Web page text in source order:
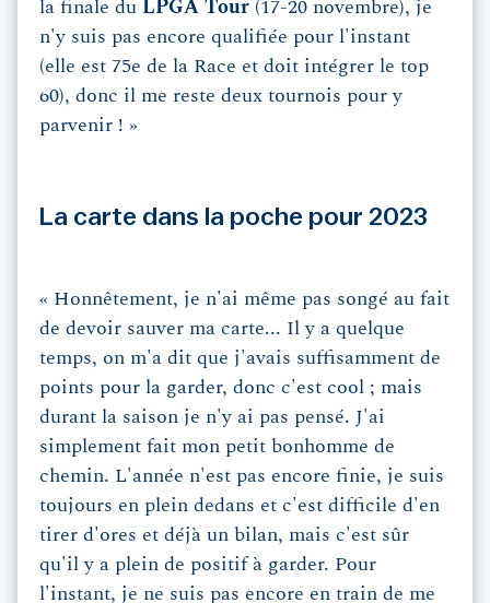
la finale du LPGA Tour (17-20 novembre), je
n'y suis pas encore qualifiée pour l'instant
(elle est 75e de la Race et doit intégrer le top
60), donc il me reste deux tournois pour y
parvenir ! »
La carte dans la poche pour 2023
« Honnêtement, je n'ai même pas songé au fait
de devoir sauver ma carte... Il y a quelque
temps, on m'a dit que j'avais suffisamment de
points pour la garder, donc c'est cool ; mais
durant la saison je n'y ai pas pensé. J'ai
simplement fait mon petit bonhomme de
chemin. L'année n'est pas encore finie, je suis
toujours en plein dedans et c'est difficile d'en
tirer d'ores et déjà un bilan, mais c'est sûr
qu'il y a plein de positif à garder. Pour
l'instant, je ne suis pas encore en train de me